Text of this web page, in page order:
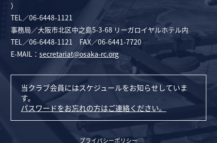
）
TEL／06-6448-1121
事務局／大阪市北区中之島5-3-68 リーガロイヤルホテル内
TEL／06-6448-1121 FAX／06-6441-7720
E-MAIL：secretariat@osaka-rc.org
当クラブ会員にはスケジュールをお知らせしていま
す。
パスワードをお忘れの方はご連絡ください。
プライバシーポリシー